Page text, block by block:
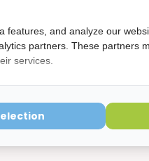
and analyze our
partners. These partners
services.